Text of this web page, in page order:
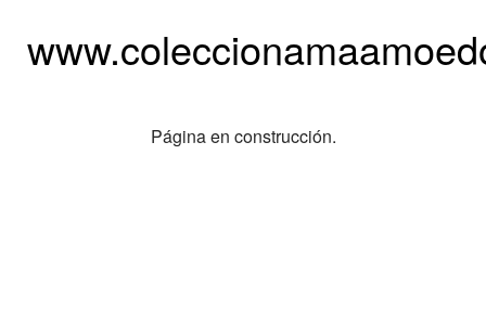
Página en construcción.